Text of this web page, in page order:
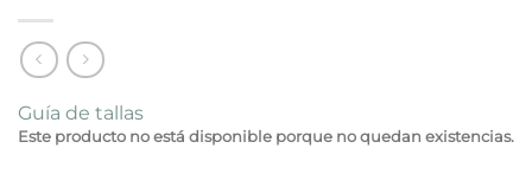
Guía de tallas
Este producto no está disponible porque no quedan existencias.